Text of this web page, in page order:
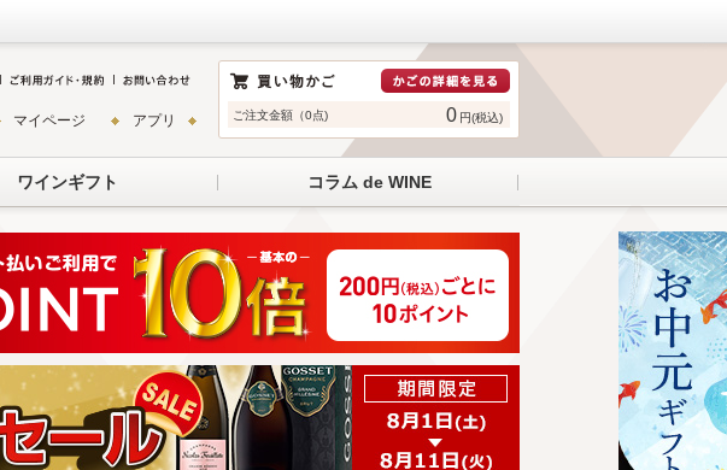
ご注文金額（0点) 0 円(税込)
マイページ アプリ
ワインギフト コラム de WINE